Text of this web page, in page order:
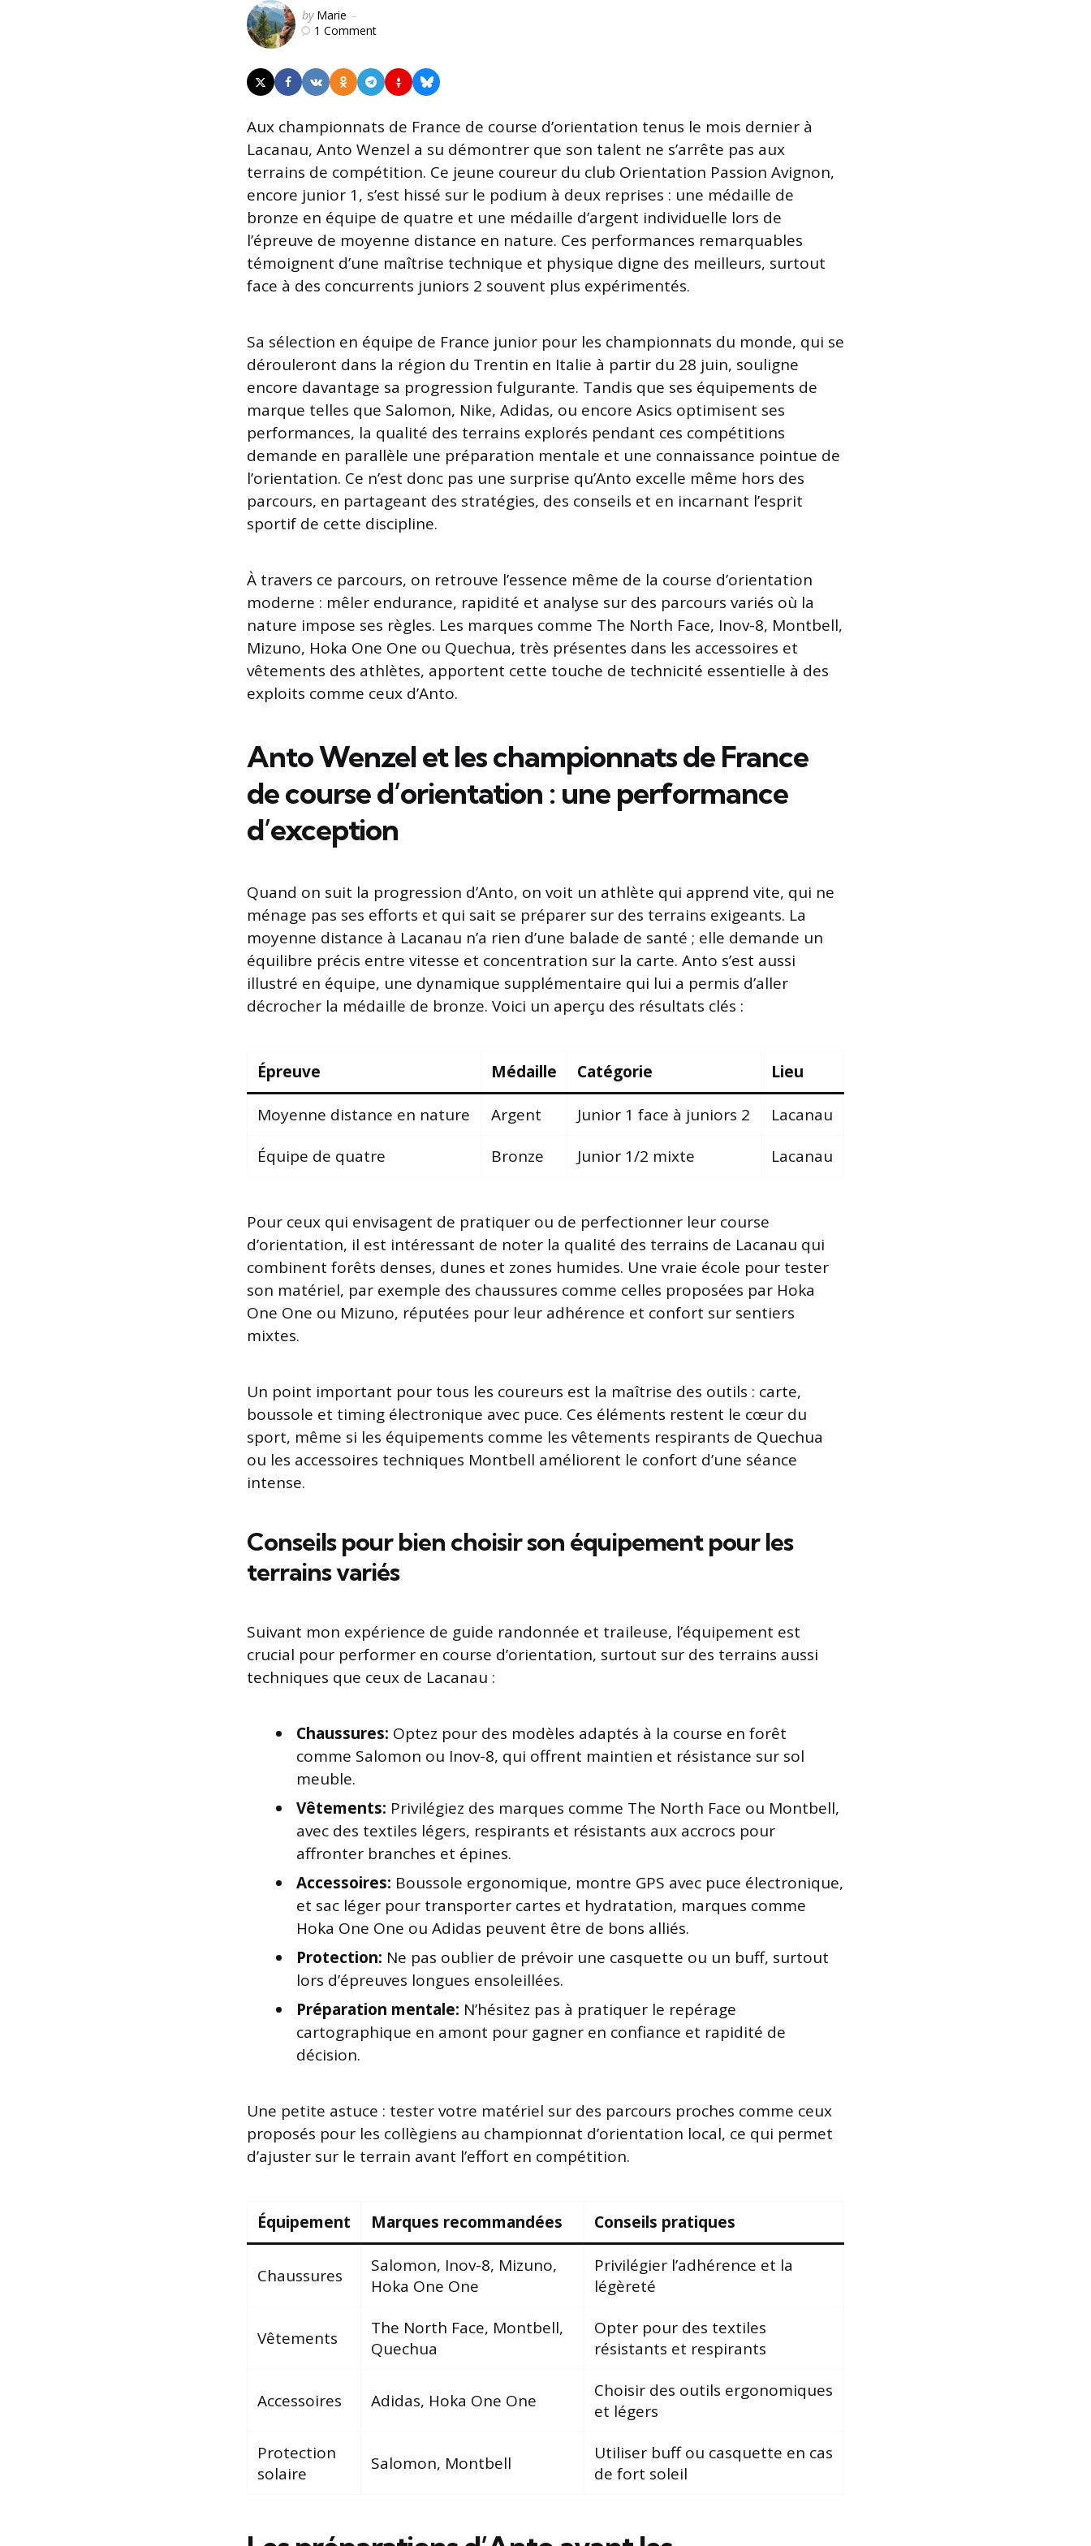
Posted
by
by Marie
1 Comment
Aux championnats de France de course d’orientation tenus le mois dernier à
Lacanau, Anto Wenzel a su démontrer que son talent ne s’arrête pas aux
terrains de compétition. Ce jeune coureur du club Orientation Passion Avignon,
encore junior 1, s’est hissé sur le podium à deux reprises : une médaille de
bronze en équipe de quatre et une médaille d’argent individuelle lors de
l’épreuve de moyenne distance en nature. Ces performances remarquables
témoignent d’une maîtrise technique et physique digne des meilleurs, surtout
face à des concurrents juniors 2 souvent plus expérimentés.
Sa sélection en équipe de France junior pour les championnats du monde, qui se
dérouleront dans la région du Trentin en Italie à partir du 28 juin, souligne
encore davantage sa progression fulgurante. Tandis que ses équipements de
marque telles que Salomon, Nike, Adidas, ou encore Asics optimisent ses
performances, la qualité des terrains explorés pendant ces compétitions
demande en parallèle une préparation mentale et une connaissance pointue de
l’orientation. Ce n’est donc pas une surprise qu’Anto excelle même hors des
parcours, en partageant des stratégies, des conseils et en incarnant l’esprit
sportif de cette discipline.
À travers ce parcours, on retrouve l’essence même de la course d’orientation
moderne : mêler endurance, rapidité et analyse sur des parcours variés où la
nature impose ses règles. Les marques comme The North Face, Inov-8, Montbell,
Mizuno, Hoka One One ou Quechua, très présentes dans les accessoires et
vêtements des athlètes, apportent cette touche de technicité essentielle à des
exploits comme ceux d’Anto.
Anto Wenzel et les championnats de France
de course d’orientation : une performance
d’exception
Quand on suit la progression d’Anto, on voit un athlète qui apprend vite, qui ne
ménage pas ses efforts et qui sait se préparer sur des terrains exigeants. La
moyenne distance à Lacanau n’a rien d’une balade de santé ; elle demande un
équilibre précis entre vitesse et concentration sur la carte. Anto s’est aussi
illustré en équipe, une dynamique supplémentaire qui lui a permis d’aller
décrocher la médaille de bronze. Voici un aperçu des résultats clés :
Épreuve Médaille Catégorie Lieu
Moyenne distance en nature Argent Junior 1 face à juniors 2
Lacanau
Équipe de quatre
Bronze Junior 1/2 mixte Lacanau
Pour ceux qui envisagent de pratiquer ou de perfectionner leur course
d’orientation, il est intéressant de noter la qualité des terrains de Lacanau qui
combinent forêts denses, dunes et zones humides. Une vraie école pour tester
son matériel, par exemple des chaussures comme celles proposées par Hoka
One One ou Mizuno, réputées pour leur adhérence et confort sur sentiers
mixtes.
Un point important pour tous les coureurs est la maîtrise des outils : carte,
boussole et timing électronique avec puce. Ces éléments restent le cœur du
sport, même si les équipements comme les vêtements respirants de Quechua
ou les accessoires techniques Montbell améliorent le confort d’une séance
intense.
Conseils pour bien choisir son équipement pour les
terrains variés
Suivant mon expérience de guide randonnée et traileuse, l’équipement est
crucial pour performer en course d’orientation, surtout sur des terrains aussi
techniques que ceux de Lacanau :
Chaussures: Optez pour des modèles adaptés à la course en forêt
comme Salomon ou Inov-8, qui offrent maintien et résistance sur sol
meuble.
Vêtements: Privilégiez des marques comme The North Face ou Montbell,
avec des textiles légers, respirants et résistants aux accrocs pour
affronter branches et épines.
Accessoires: Boussole ergonomique, montre GPS avec puce électronique,
et sac léger pour transporter cartes et hydratation, marques comme
Hoka One One ou Adidas peuvent être de bons alliés.
Protection: Ne pas oublier de prévoir une casquette ou un buff, surtout
lors d’épreuves longues ensoleillées.
Préparation mentale: N’hésitez pas à pratiquer le repérage
cartographique en amont pour gagner en confiance et rapidité de
décision.
Une petite astuce : tester votre matériel sur des parcours proches comme ceux
proposés pour les collègiens au championnat d’orientation local, ce qui permet
d’ajuster sur le terrain avant l’effort en compétition.
Équipement Marques recommandées Conseils pratiques
Chaussures
Salomon, Inov-8, Mizuno,
Hoka One One
Privilégier l’adhérence et la
légèreté
Vêtements
The North Face, Montbell,
Quechua
Opter pour des textiles
résistants et respirants
Accessoires Adidas, Hoka One One
Choisir des outils ergonomiques
et légers
Protection
solaire
Salomon, Montbell
Utiliser buff ou casquette en cas
de fort soleil